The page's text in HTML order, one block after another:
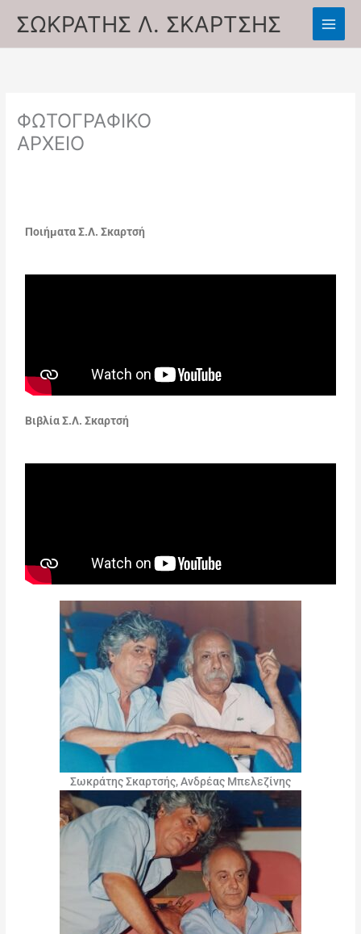
ΣΩΚΡΑΤΗΣ Λ. ΣΚΑΡΤΣΗΣ
ΦΩΤΟΓΡΑΦΙΚΟ
ΑΡΧΕΙΟ
Ποιήματα Σ.Λ. Σκαρτσή
Βιβλία Σ.Λ. Σκαρτσή
Σωκράτης Σκαρτσής, Ανδρέας Μπελεζίνης